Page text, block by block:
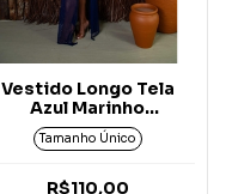
Vestido Longo Tela
Azul Marinho
Copacabana
Tamanho Único
R$110,00